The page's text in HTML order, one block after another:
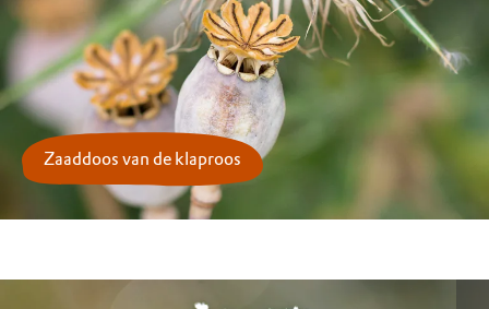
Zaaddoos van de klaproos